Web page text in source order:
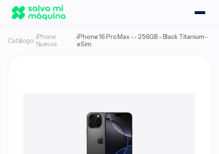
Catálogo/ iPhone
Nuevos
/iPhone 16 Pro Max - - 256GB - Black Titanium -
eSim